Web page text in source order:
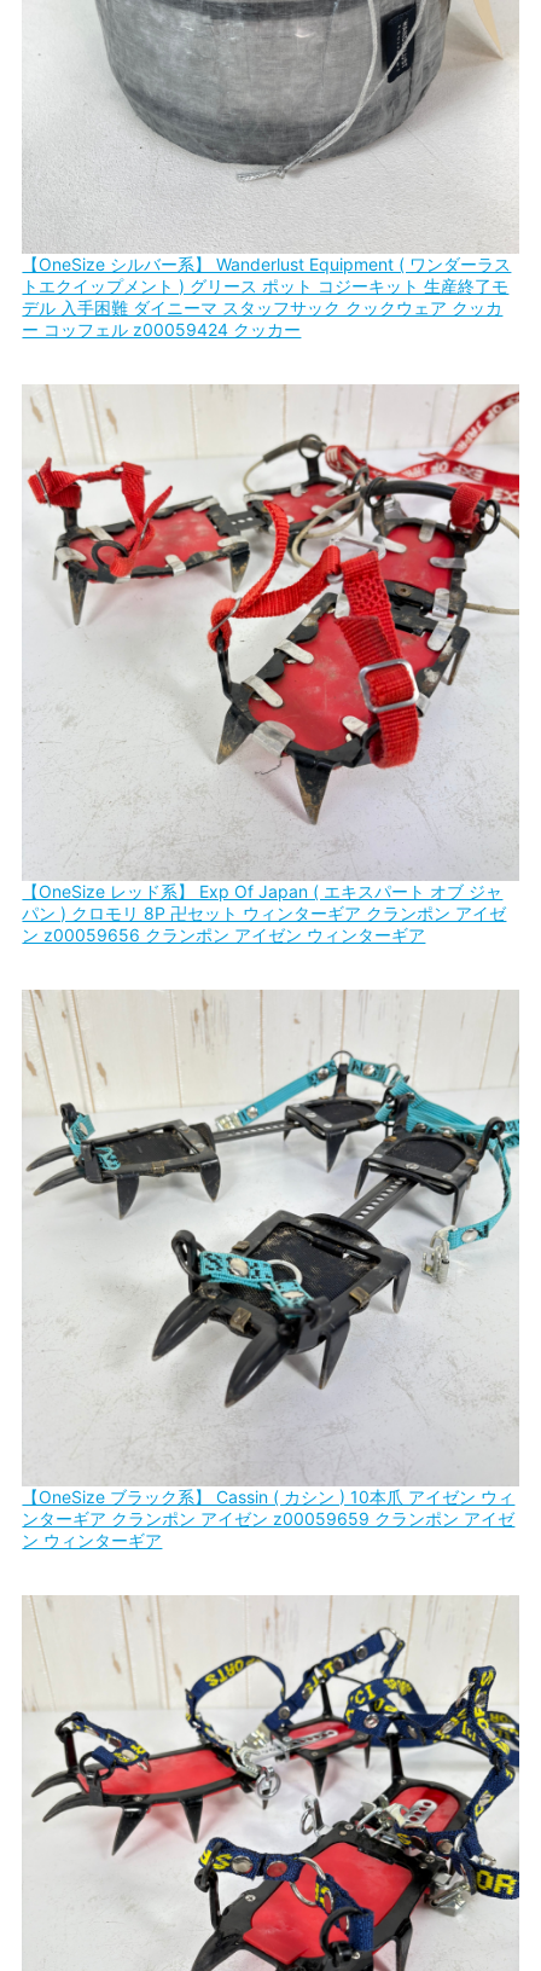
【OneSize シルバー系】 Wanderlust Equipment ( ワンダーラス
トエクイップメント ) グリース ポット コジーキット 生産終了モ
デル 入手困難 ダイニーマ スタッフサック クックウェア クッカ
ー コッフェル z00059424 クッカー
【OneSize レッド系】 Exp Of Japan ( エキスパート オブ ジャ
パン ) クロモリ 8P 卍セット ウィンターギア クランポン アイゼ
ン z00059656 クランポン アイゼン ウィンターギア
【OneSize ブラック系】 Cassin ( カシン ) 10本爪 アイゼン ウィ
ンターギア クランポン アイゼン z00059659 クランポン アイゼ
ン ウィンターギア